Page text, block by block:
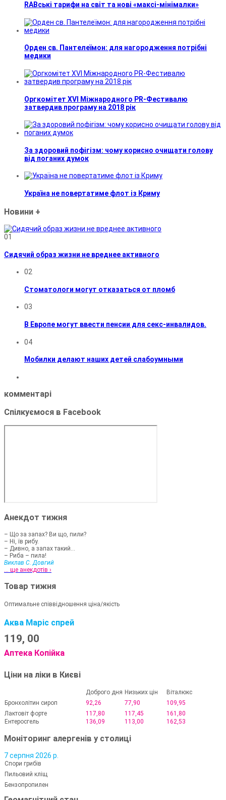
RABські тарифи на світ та нові «максі-мінімалки»
Орден св. Пантелеїмон: для нагородження потрібні
медики
Оргкомітет XVI Міжнародного PR-Фестивалю
затвердив програму на 2018 рік
За здоровий пофігізм: чому корисно очищати голову
від поганих думок
Україна не повертатиме флот із Криму
Новини +
01
Сидячий образ жизни не вреднее активного
02
Стоматологи могут отказаться от пломб
03
В Европе могут ввести пенсии для секс-инвалидов.
04
Мобилки делают наших детей слабоумными
комментарі
Спілкуємося в Facebook
Анекдот тижня
– Що за запах? Ви що, пили?
– Ні, їв рибу.
– Дивно, а запах такий...
– Риба – пила!
Виклав С. Довгий
... ще анекдотів ›
Товар тижня
Оптимальне співвідношення ціна/якість
Аква Маріс спрей
119, 00
Аптека Копійка
Ціни на ліки в Києві
Доброго дня Низьких цін
Віталюкс
Бронхолітин сироп
92,26 77,90
109,95
Лактовіт форте
117,80 117,45
161,80
Ентеросгель
136,09 113,00 162,53
Моніторинг алергенів у столиці
7 серпня 2026 р.
Спори грибів
Пильовий кліщ
Бензопропилен